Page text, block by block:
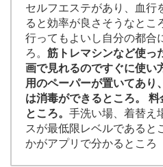
セルフエステがあり、血行
ると効率が良さそうなとこ
行ってもよいし自分の都合
ろ。 筋トレマシンなど使っ
画で見れるのですぐに使い
用のペーパーが置いてあり
は消毒ができるところ。
ところ。 手洗い場、着替え
スが最低限レベルであると
かがアプリで分かるところ